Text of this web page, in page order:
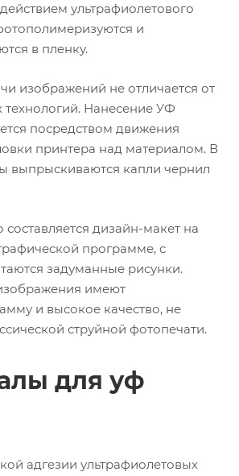
ультрафиолетового
и
в пленку.
изображений не отличается от
технологий. Нанесение УФ
посредством движения
принтера над материалом. В
выпрыскиваются капли чернил
дизайн-макет на
программе, с
задуманные рисунки.
имеют
и высокое качество, не
струйной фотопечати.
для уф
адгезии ультрафиолетовых